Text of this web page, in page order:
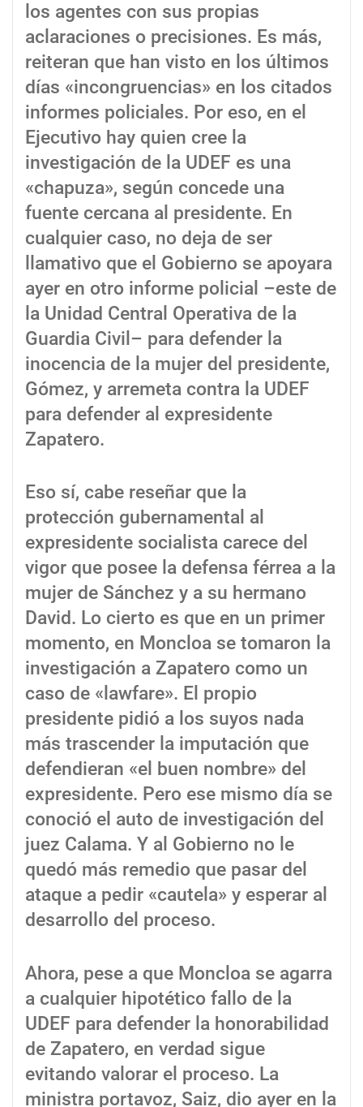
los agentes con sus propias
aclaraciones o precisiones. Es más,
reiteran que han visto en los últimos
días «incongruencias» en los citados
informes policiales. Por eso, en el
Ejecutivo hay quien cree la
investigación de la UDEF es una
«chapuza», según concede una
fuente cercana al presidente. En
cualquier caso, no deja de ser
llamativo que el Gobierno se apoyara
ayer en otro informe policial –este de
la Unidad Central Operativa de la
Guardia Civil– para defender la
inocencia de la mujer del presidente,
Gómez, y arremeta contra la UDEF
para defender al expresidente
Zapatero.
Eso sí, cabe reseñar que la
protección gubernamental al
expresidente socialista carece del
vigor que posee la defensa férrea a la
mujer de Sánchez y a su hermano
David. Lo cierto es que en un primer
momento, en Moncloa se tomaron la
investigación a Zapatero como un
caso de «lawfare». El propio
presidente pidió a los suyos nada
más trascender la imputación que
defendieran «el buen nombre» del
expresidente. Pero ese mismo día se
conoció el auto de investigación del
juez Calama. Y al Gobierno no le
quedó más remedio que pasar del
ataque a pedir «cautela» y esperar al
desarrollo del proceso.
Ahora, pese a que Moncloa se agarra
a cualquier hipotético fallo de la
UDEF para defender la honorabilidad
de Zapatero, en verdad sigue
evitando valorar el proceso. La
ministra portavoz, Saiz, dio ayer en la